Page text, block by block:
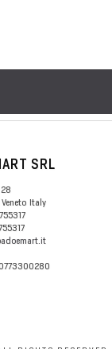
SRL
Veneto Italy